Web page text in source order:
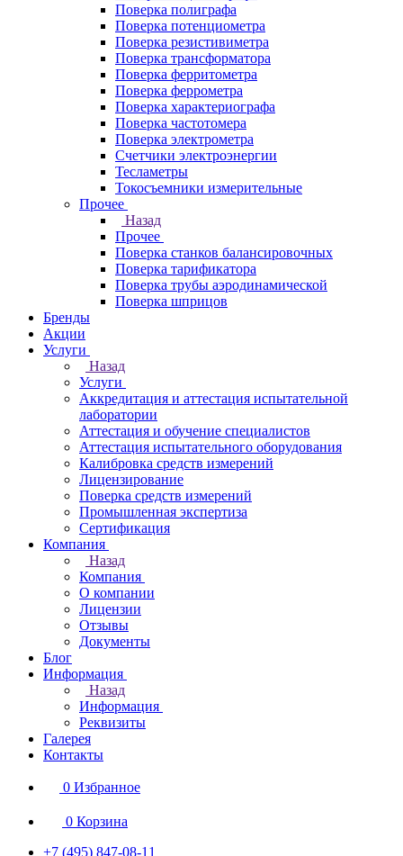
Поверка полиграфа
Поверка потенциометра
Поверка резистивиметра
Поверка трансформатора
Поверка ферритометра
Поверка феррометра
Поверка характериографа
Поверка частотомера
Поверка электрометра
Счетчики электроэнергии
Тесламетры
Токосъемники измерительные
Прочее
Назад
Прочее
Поверка станков балансировочных
Поверка тарификатора
Поверка трубы аэродинамической
Поверка шприцов
Бренды
Акции
Услуги
Назад
Услуги
Аккредитация и аттестация испытательной
лаборатории
Аттестация и обучение специалистов
Аттестация испытательного оборудования
Калибровка средств измерений
Лицензирование
Поверка средств измерений
Промышленная экспертиза
Сертификация
Компания
Назад
Компания
О компании
Лицензии
Отзывы
Документы
Блог
Информация
Назад
Информация
Реквизиты
Галерея
Контакты
0 Избранное
0 Корзина
+7 (495) 847-08-11